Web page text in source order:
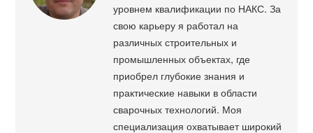
уровнем квалификации по НАКС. За
свою карьеру я работал на
различных строительных и
промышленных объектах, где
приобрел глубокие знания и
практические навыки в области
сварочных технологий. Моя
специализация охватывает широкий